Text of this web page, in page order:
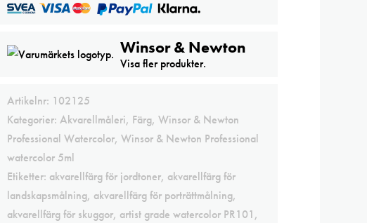
mängd
Winsor & Newton
Visa fler produkter.
Artikelnr: 102125
Kategorier: Akvarellmåleri, Färg, Winsor & Newton
Professional Watercolor, Winsor & Newton Professional
watercolor 5ml
Etiketter: akvarellfärg för jordtoner, akvarellfärg för
landskapsmålning, akvarellfärg för porträttmålning,
akvarellfärg för skuggor, artist grade watercolor PR101,